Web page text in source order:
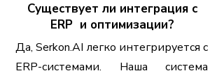
Существует ли интеграция с
ERP и оптимизации?
Да, Serkon.AI легко интегрируется с
ERP-системами. Наша система